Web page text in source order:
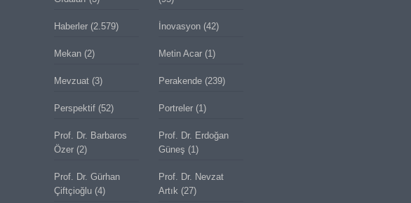
Haberler(2.579) İnovasyon(42)
Mekan(2) Metin Acar(1)
Mevzuat(3) Perakende(239)
Perspektif(52) Portreler(1)
Prof. Dr. Barbaros
Özer(2)
Prof. Dr. Erdoğan
Güneş (1)
Prof. Dr. Gürhan
Çiftçioğlu(4)
Prof. Dr. Nevzat
Artık (27)